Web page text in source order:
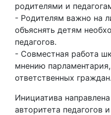
родителями и
- Родителям важно на
объяснять детям
педагогов.
- Совместная работа
мнению
ответственных
Инициатива
авторитета педагогов